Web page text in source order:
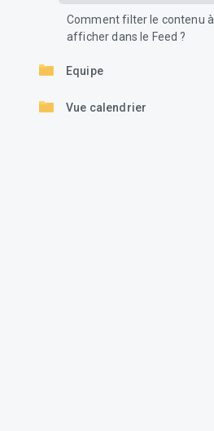
Comment filter le contenu à
afficher dans le Feed ?
Equipe
Vue calendrier